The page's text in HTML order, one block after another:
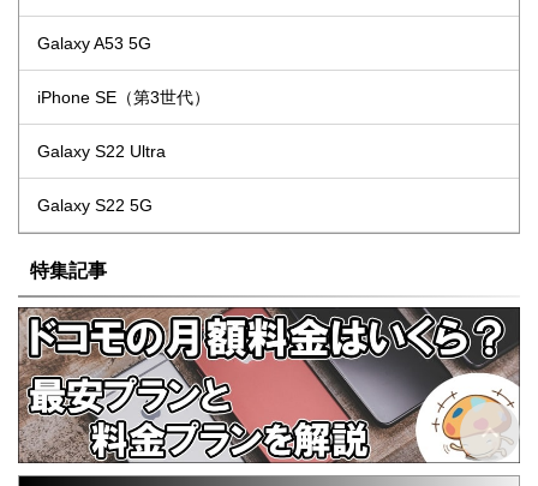
Galaxy A53 5G
iPhone SE（第3世代）
Galaxy S22 Ultra
Galaxy S22 5G
特集記事